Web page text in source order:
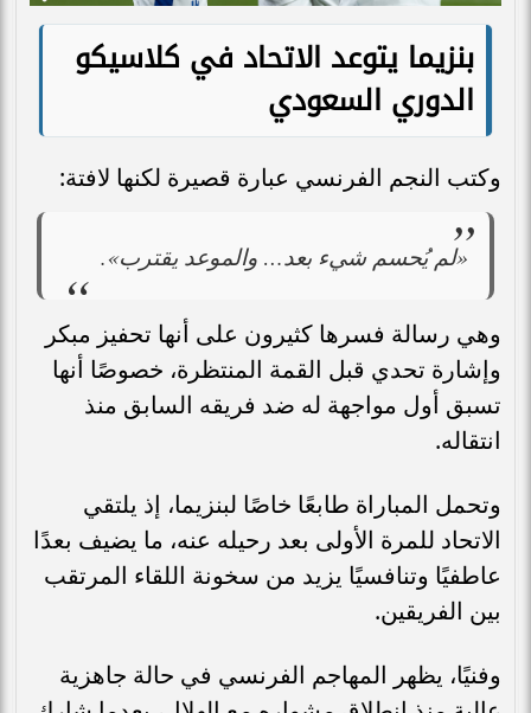
بنزيما يتوعد الاتحاد في كلاسيكو
الدوري السعودي
وكتب النجم الفرنسي عبارة قصيرة لكنها لافتة:
«لم يُحسم شيء بعد… والموعد يقترب».
وهي رسالة فسرها كثيرون على أنها تحفيز مبكر
وإشارة تحدي قبل القمة المنتظرة، خصوصًا أنها
تسبق أول مواجهة له ضد فريقه السابق منذ
انتقاله.
وتحمل المباراة طابعًا خاصًا لبنزيما، إذ يلتقي
الاتحاد للمرة الأولى بعد رحيله عنه، ما يضيف بعدًا
عاطفيًا وتنافسيًا يزيد من سخونة اللقاء المرتقب
بين الفريقين.
وفنيًا، يظهر المهاجم الفرنسي في حالة جاهزية